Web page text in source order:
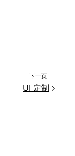
下一页
UI 定制